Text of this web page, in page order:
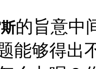
的旨意中
能够得出